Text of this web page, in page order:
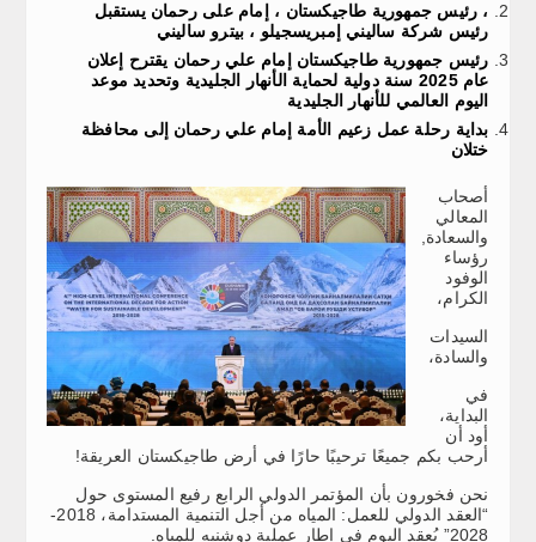
، رئيس جمهورية طاجيكستان ، إمام على رحمان يستقبل
رئيس شركة ساليني إمبريسجيلو ، بيترو ساليني
رئيس جمهورية طاجيكستان إمام علي رحمان يقترح إعلان
عام 2025 سنة دولية لحماية الأنهار الجليدية وتحديد موعد
اليوم العالمي للأنهار الجليدية
بداية رحلة عمل زعيم الأمة إمام علي رحمان إلى محافظة
ختلان
أصحاب
المعالي
والسعادة,
رؤساء
الوفود
الكرام،
السيدات
والسادة،
في
البداية،
أود أن
أرحب بكم جميعًا ترحيبًا حارًا في أرض طاجيكستان العريقة!
نحن فخورون بأن المؤتمر الدولي الرابع رفيع المستوى حول
“العقد الدولي للعمل: المياه من أجل التنمية المستدامة، 2018-
2028” يُعقد اليوم في إطار عملية دوشنبه للمياه.